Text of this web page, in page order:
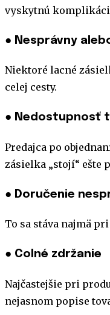
vyskytnú
● Nesprávny
Niektoré lacné
celej cesty.
● Nedostupnosť
Predajca po
zásielka „stojí“ ešte
● Doručenie
To sa stáva najmä
● Colné zdržanie
Najčastejšie pri
nejasnom popise